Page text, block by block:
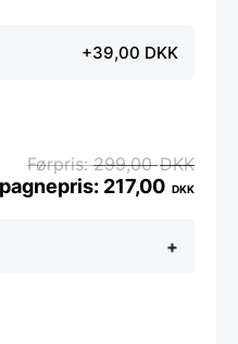
+39,00 DKK
+
299,00DKK
217,00 DKK